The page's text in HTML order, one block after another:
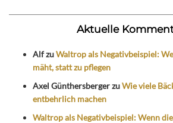
Aktuelle
AlfzuWaltrop als Negativbeispiel:
mäht, statt zu pflegen
Axel GünthersbergerzuWie viele
entbehrlich machen
Waltrop als Negativbeispiel: Wenn